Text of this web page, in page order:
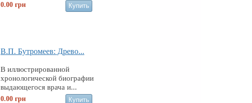
0.00 грн
В.П. Бутромеев: Древо...
В иллюстрированной
хронологической биографии
выдающегося врача и...
0.00 грн